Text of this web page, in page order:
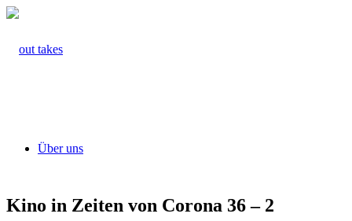
Über uns
Kino in Zeiten von Corona 36 – 2